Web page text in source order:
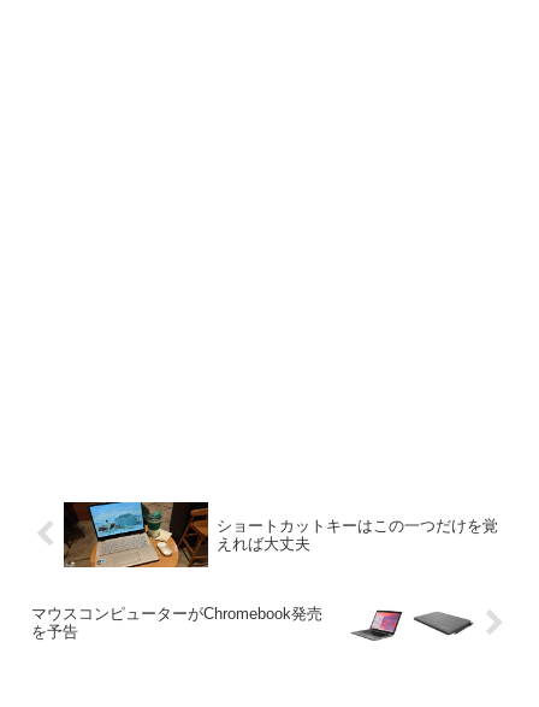
ショートカットキーはこの一つだけを覚
えれば大丈夫
マウスコンピューターがChromebook発売
を予告